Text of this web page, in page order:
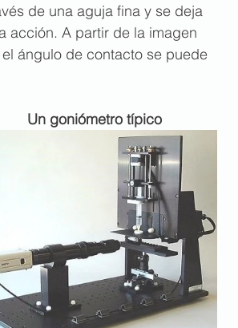
de una aguja fina y se deja
acción. A partir de la imagen
ángulo de contacto se puede
Un goniómetro típico